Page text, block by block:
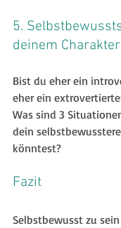
5.
deinem
Bist du eher ein
eher ein
Was sind 3
dein
könntest?
Fazit
Selbstbewusst zu